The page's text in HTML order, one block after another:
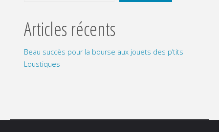
Articles récents
Beau succès pour la bourse aux jouets des p’tits
Loustiques